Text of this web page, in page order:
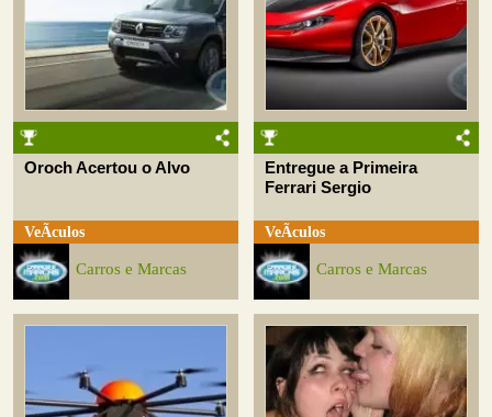
Oroch Acertou o Alvo
VeÃ­culos
Carros e Marcas
Entregue a Primeira
Ferrari Sergio
VeÃ­culos
Carros e Marcas